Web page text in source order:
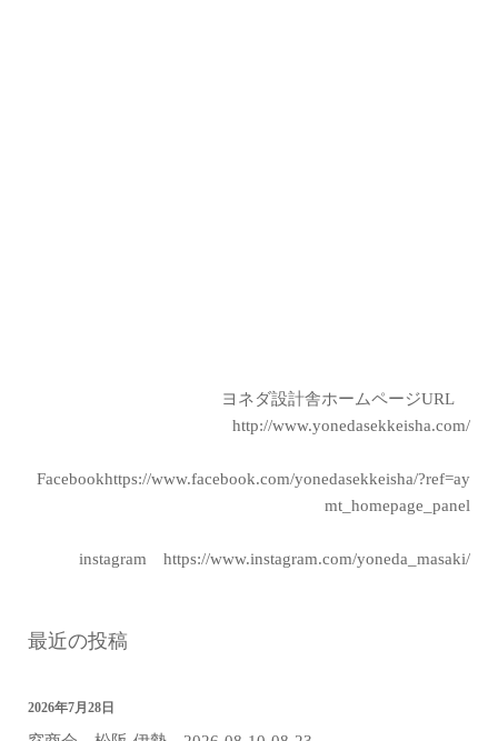
ヨネダ設計舎ホームページURL
http://www.yonedasekkeisha.com/
Facebookhttps://www.facebook.com/yonedasekkeisha/?ref=ay
mt_homepage_panel
instagram https://www.instagram.com/yoneda_masaki/
最近の投稿
2026年7月28日